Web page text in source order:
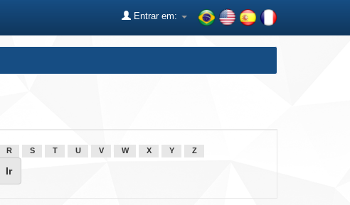
Entrar em:
R S T U V W X Y Z